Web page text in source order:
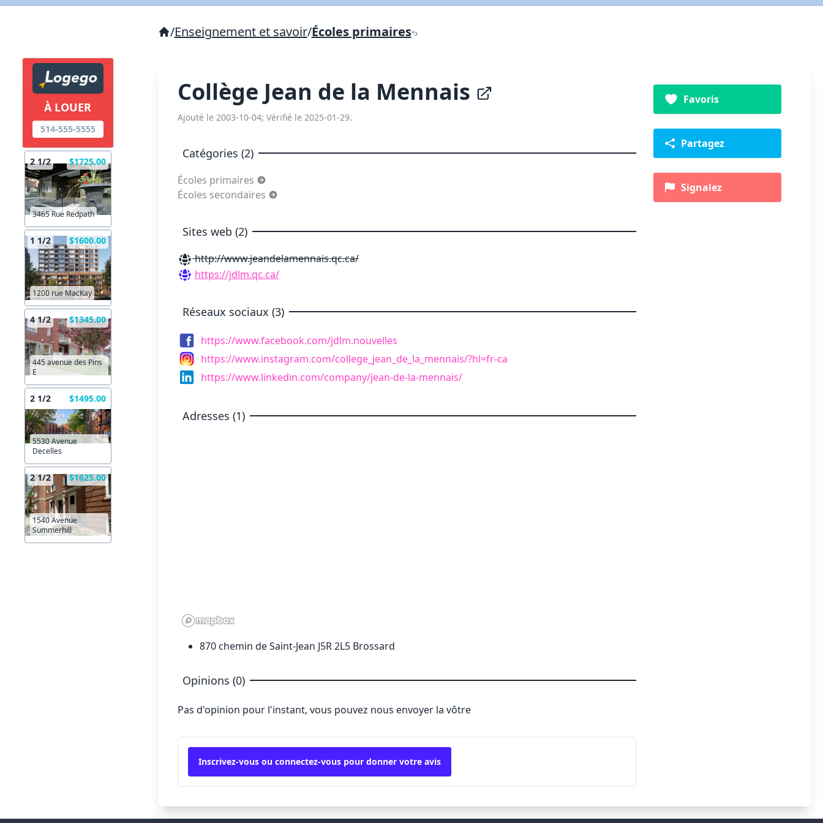
À LOUER
514-555-5555
2 1/2 $1725.00
3465 Rue Redpath
1 1/2 $1600.00
1200 rue MacKay
4 1/2 $1345.00
445 avenue des Pins
E
2 1/2 $1495.00
5530 Avenue
Decelles
2 1/2 $1625.00
1540 Avenue
Summerhill
/Enseignement et savoir/Écoles primaires
Collège Jean de la Mennais
Ajouté le 2003-10-04; Vérifié le 2025-01-29.
Catégories (2)
Écoles primaires
Écoles secondaires
Sites web (2)
http://www.jeandelamennais.qc.ca/
https://jdlm.qc.ca/
Réseaux sociaux (3)
https://www.facebook.com/jdlm.nouvelles
https://www.instagram.com/college_jean_de_la_mennais/?hl=fr-ca
https://www.linkedin.com/company/jean-de-la-mennais/
Adresses (1)
870 chemin de Saint-Jean J5R 2L5 Brossard
Opinions (0)
Pas d'opinion pour l'instant, vous pouvez nous envoyer la vôtre
Inscrivez-vous ou connectez-vous pour donner votre avis
Favoris
Partagez
Signalez
Lien vers inscription (sera inclus dans courriel)